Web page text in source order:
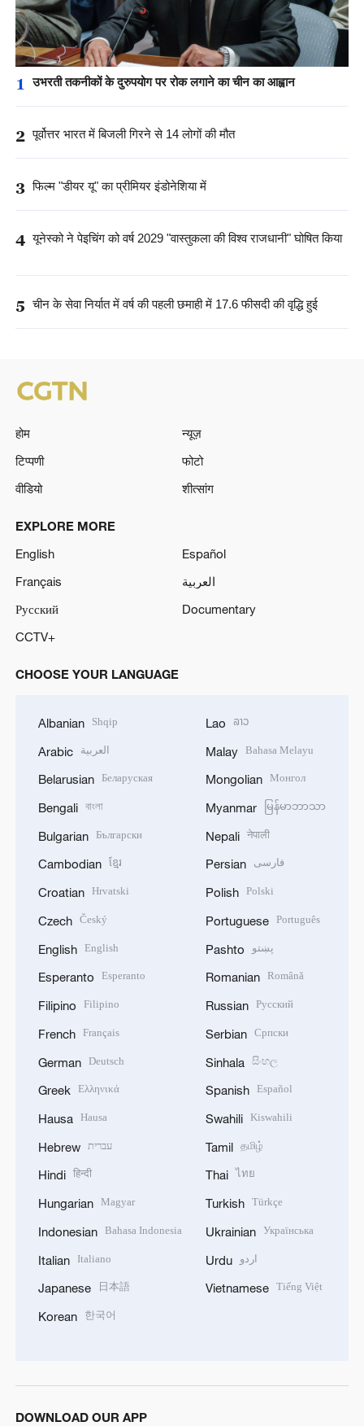
1 उभरती तकनीकों के दुरुपयोग पर रोक लगाने का चीन का आह्वान
2 पूर्वोत्तर भारत में बिजली गिरने से 14 लोगों की मौत
3 फिल्म "डीयर यू" का प्रीमियर इंडोनेशिया में
4 यूनेस्को ने पेइचिंग को वर्ष 2029 "वास्तुकला की विश्व राजधानी" घोषित किया
5 चीन के सेवा निर्यात में वर्ष की पहली छमाही में 17.6 फीसदी की वृद्धि हुई
होम
न्यूज़
टिप्पणी
फोटो
वीडियो
शीत्सांग
EXPLORE MORE
English
Español
Français
العربية
Русский
Documentary
CCTV+
CHOOSE YOUR LANGUAGE
Albanian Shqip
Arabic العربية
Belarusian Беларуская
Bengali বাংলা
Bulgarian Български
Cambodian ខ្មែរ
Croatian Hrvatski
Czech Český
English English
Esperanto Esperanto
Filipino Filipino
French Français
German Deutsch
Greek Ελληνικά
Hausa Hausa
Hebrew עברית
Hindi हिन्दी
Hungarian Magyar
Indonesian Bahasa Indonesia
Italian Italiano
Japanese 日本語
Korean 한국어
Lao ລາວ
Malay Bahasa Melayu
Mongolian Монгол
Myanmar မြန်မာဘာသာ
Nepali नेपाली
Persian فارسی
Polish Polski
Portuguese Português
Pashto پښتو
Romanian Română
Russian Русский
Serbian Српски
Sinhala සිංහල
Spanish Español
Swahili Kiswahili
Tamil தமிழ்
Thai ไทย
Turkish Türkçe
Ukrainian Українська
Urdu اردو
Vietnamese Tiếng Việt
DOWNLOAD OUR APP